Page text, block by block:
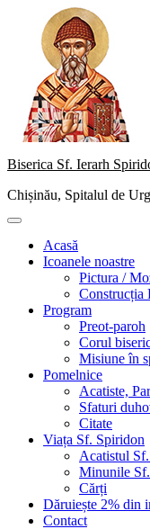
content
Biserica Sf. Ierarh
Chișinău, Spitalul de
Primary
Acasă
Icoanele noastre
Pictura /
Construcția
Program
Preot-paroh
Corul
Misiune în
Pomelnice
Acatiste,
Sfaturi
Citate
Viața Sf. Spiridon
Acatistul
Minunile
Cărți
Dăruiește 2% din
Contact